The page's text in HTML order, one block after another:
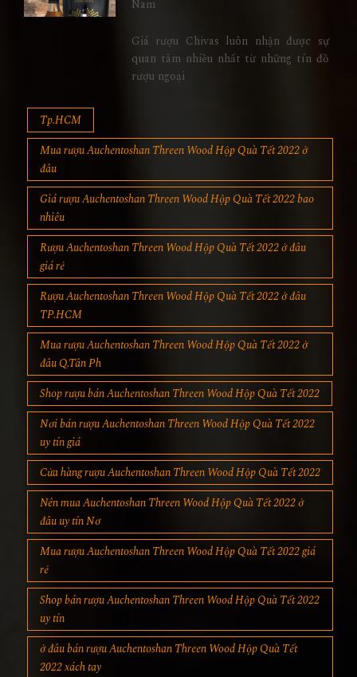
Nam
Giá rượu Chivas luôn nhận được sự
quan tâm nhiều nhất từ những tín đồ
rượu ngoại
Tp.HCM
Mua rượu Auchentoshan Threen Wood Hộp Quà Tết 2022 ở
đâu
Giá rượu Auchentoshan Threen Wood Hộp Quà Tết 2022 bao
nhiêu
Rượu Auchentoshan Threen Wood Hộp Quà Tết 2022 ở đâu
giá rẻ
Rượu Auchentoshan Threen Wood Hộp Quà Tết 2022 ở đâu
TP.HCM
Mua rượu Auchentoshan Threen Wood Hộp Quà Tết 2022 ở
đâu Q.Tân Ph
Shop rượu bán Auchentoshan Threen Wood Hộp Quà Tết 2022
Nơi bán rượu Auchentoshan Threen Wood Hộp Quà Tết 2022
uy tín giá
Cửa hàng rượu Auchentoshan Threen Wood Hộp Quà Tết 2022
Nên mua Auchentoshan Threen Wood Hộp Quà Tết 2022 ở
đâu uy tín Nơ
Mua rượu Auchentoshan Threen Wood Hộp Quà Tết 2022 giá
rẻ
Shop bán rượu Auchentoshan Threen Wood Hộp Quà Tết 2022
uy tín
ở đâu bán rượu Auchentoshan Threen Wood Hộp Quà Tết
2022 xách tay